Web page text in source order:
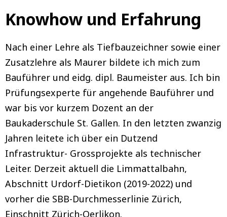
Knowhow und Erfahrung
Nach einer Lehre als Tiefbauzeichner sowie einer
Zusatzlehre als Maurer bildete ich mich zum
Bauführer und eidg. dipl. Baumeister aus. Ich bin
Prüfungsexperte für angehende Bauführer und
war bis vor kurzem Dozent an der
Baukaderschule St. Gallen. In den letzten zwanzig
Jahren leitete ich über ein Dutzend
Infrastruktur- Grossprojekte als technischer
Leiter. Derzeit aktuell die Limmattalbahn,
Abschnitt Urdorf-Dietikon (2019-2022) und
vorher die SBB-Durchmesserlinie Zürich,
Einschnitt Zürich-Oerlikon.